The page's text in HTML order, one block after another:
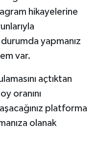
hikayelerine
yapmanız
var.
açtıktan
oranını
platforma
olanak